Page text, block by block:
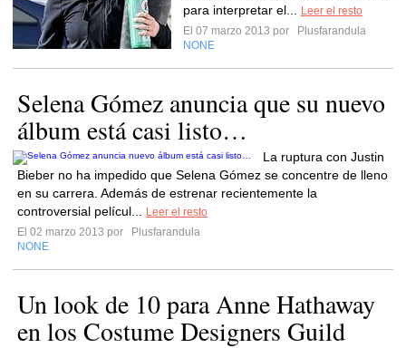
para interpretar el...
Leer el resto
El 07 marzo 2013 por
Plusfarandula
NONE
Selena Gómez anuncia que su nuevo
álbum está casi listo…
La ruptura con Justin
Bieber no ha impedido que Selena Gómez se concentre de lleno
en su carrera. Además de estrenar recientemente la
controversial películ...
Leer el resto
El 02 marzo 2013 por
Plusfarandula
NONE
Un look de 10 para Anne Hathaway
en los Costume Designers Guild